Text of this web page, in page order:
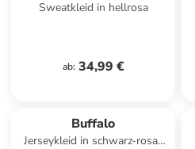
Sweatkleid in hellrosa
ab: 34,99 €
Buffalo
Jerseykleid in schwarz-rosa-